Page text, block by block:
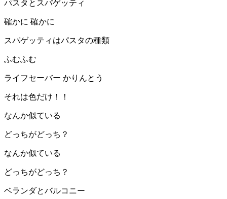
パスタとスパゲッティ
確かに 確かに
スパゲッティはパスタの種類
ふむふむ
ライフセーバー かりんとう
それは色だけ！！
なんか似ている
どっちがどっち？
なんか似ている
どっちがどっち？
ベランダとバルコニー